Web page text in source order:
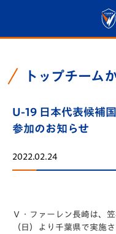
トップチーム
U-19 日本代表候補
参加のお知らせ
2022.02.24
Ｖ・ファーレン長崎は、
（日）より千葉県で実施